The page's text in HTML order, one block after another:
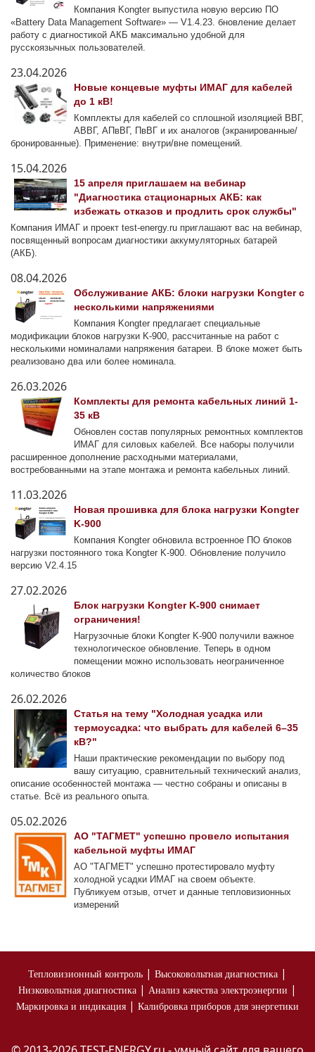
Компания Kongter выпустила новую версию ПО
«Battery Data Management Software» — V1.4.23. бновление делает
работу с диагностикой АКБ максимально удобной для
русскоязычных пользователей.
23.04.2026
Новые концевые муфты ИМАГ для кабелей
до 1 кВ!
Комплекты для кабелей со сплошной изоляцией ВВГ,
АВВГ, АПвВГ, ПвВГ и их аналогов (экранированные/
бронированные). Применение: внутри/вне помещений.
15.04.2026
15 апреля приглашаем на вебинар
"Диагностика стационарных АКБ: как
избежать отказов и продлить срок службы"
Компания ИМАГ и проект test-energy.ru приглашают вас на вебинар,
посвященный вопросам диагностики аккумуляторных батарей
(АКБ).
08.04.2026
Обслуживание АКБ: блоки нагрузки Kongter с
несколькими напряжениями
Компания Kongter предлагает специальные
модификации блоков нагрузки K-900, рассчитанные на работ с
несколькими номиналами напряжения батареи. В блоке может быть
реализовано два или более номинала.
26.03.2026
Комплекты для ремонта кабельных линий 1-
35 кВ
Обновлен состав популярных ремонтных комплектов
ИМАГ для силовых кабелей. Все наборы получили
расширенное дополнение расходными материалами,
востребованными на этапе монтажа и ремонта кабельных линий.
11.03.2026
Новая прошивка для блока нагрузки Kongter
K-900
Компания Kongter обновила встроенное ПО блоков
нагрузки постоянного тока Kongter K-900. Обновление получило
версию V2.4.15
27.02.2026
Блок нагрузки Kongter K-900 снимает
ограничения!
Нагрузочные блоки Kongter K-900 получили важное
технологическое обновление. Теперь в одном
помещении можно использовать неограниченное
количество блоков
26.02.2026
Статья на тему "Холодная усадка или
термоусадка: что выбрать для кабелей 6–35
кВ?"
Наши практические рекомендации по выбору под
вашу ситуацию, сравнительный технический анализ,
описание особенностей монтажа — честно собраны и описаны в
статье. Всё из реального опыта.
05.02.2026
АО "ТАГМЕТ" успешно провело испытания
кабельной муфты ИМАГ
АО "ТАГМЕТ" успешно протестировало муфту
холодной усадки ИМАГ на своем объекте.
Публикуем отзыв, отчет и данные тепловизионных
измерений
Тепловизионный контроль | Высоковольтная диагностика |
Низковольтная диагностика | Анализ качества электроэнергии |
Маркировка и индикация | Калибровка приборов для энергетики